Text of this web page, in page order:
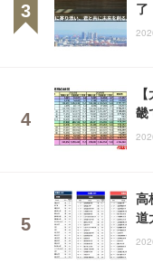
了
畿
高
道